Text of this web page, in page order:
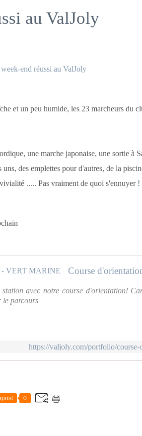
au ValJoly
et un peu humide, les 23 marcheurs du
une marche japonaise, une sortie à
des emplettes pour d'autres, de la
..... Pas vraiment de quoi s'ennuyer !
avec notre course d'orientation!
le parcours
https://valjoly.com/portfolio/course-
0